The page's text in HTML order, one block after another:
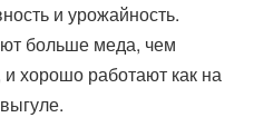
и урожайность.
больше меда, чем
хорошо работают как на